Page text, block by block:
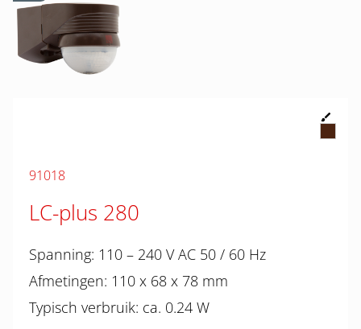
91018
LC-plus 280
Spanning: 110 – 240 V AC 50 / 60 Hz
Afmetingen: 110 x 68 x 78 mm
Typisch verbruik: ca. 0.24 W